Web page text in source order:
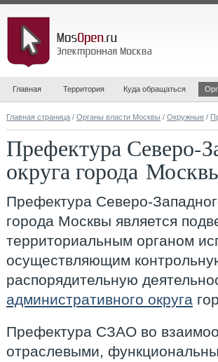
Главная Территория Куда обращаться
Главная страница / Органы власти Москвы / Окружные /
Префектура Северо-
округа города
Префектура Северо-
города Москвы является
территориальным органом
осуществляющим
распорядительную
административного округа
Префектура СЗАО во
отраслевыми,